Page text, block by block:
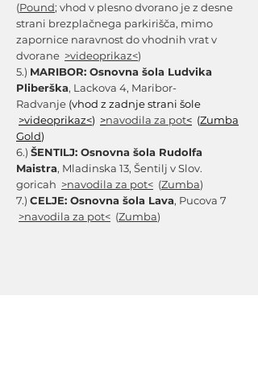
(Pound; vhod v plesno dvorano je z desne
strani brezplačnega parkirišča, mimo
zapornice naravnost do vhodnih vrat v
dvorane >videoprikaz<)
5.) MARIBOR: Osnovna šola Ludvika
Pliberška, Lackova 4, Maribor-
Radvanje (vhod z zadnje strani šole
>videoprikaz<) >navodila za pot< (Zumba
Gold)
6.) ŠENTILJ: Osnovna šola Rudolfa
Maistra, Mladinska 13, Šentilj v Slov.
goricah >navodila za pot< (Zumba)
7.) CELJE: Osnovna šola Lava, Pucova 7
>navodila za pot< (Zumba)​